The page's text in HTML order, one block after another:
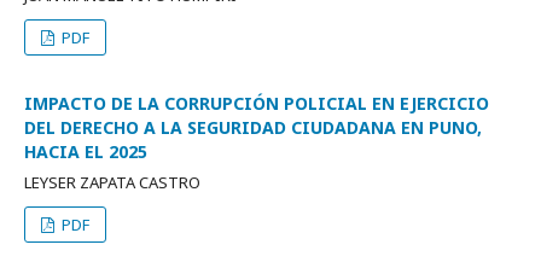
PDF
IMPACTO DE LA CORRUPCIÓN POLICIAL EN EJERCICIO
DEL DERECHO A LA SEGURIDAD CIUDADANA EN PUNO,
HACIA EL 2025
LEYSER ZAPATA CASTRO
PDF